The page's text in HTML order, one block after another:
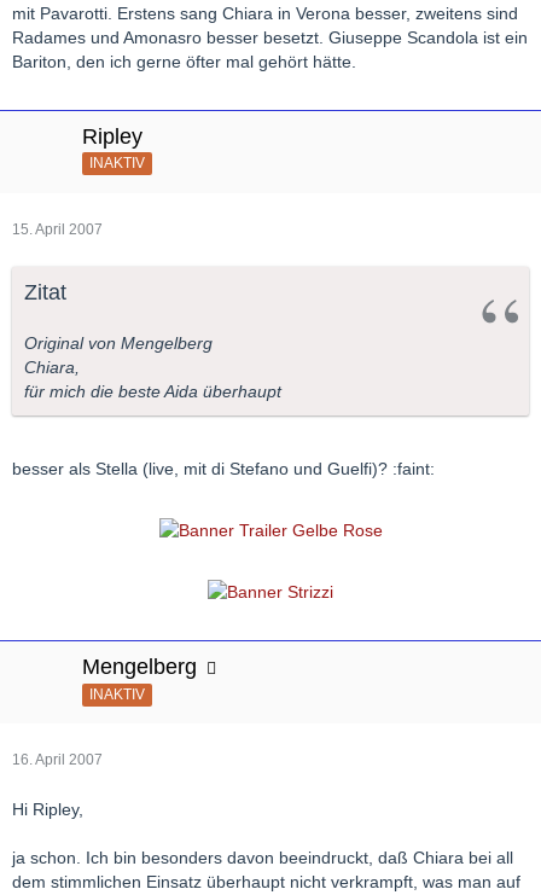
mit Pavarotti. Erstens sang Chiara in Verona besser, zweitens sind
Radames und Amonasro besser besetzt. Giuseppe Scandola ist ein
Bariton, den ich gerne öfter mal gehört hätte.
Ripley
INAKTIV
15. April 2007
Zitat
Original von Mengelberg
Chiara,
für mich die beste Aida überhaupt
besser als Stella (live, mit di Stefano und Guelfi)? :faint:
Mengelberg
INAKTIV
16. April 2007
Hi Ripley,
ja schon. Ich bin besonders davon beeindruckt, daß Chiara bei all
dem stimmlichen Einsatz überhaupt nicht verkrampft, was man auf